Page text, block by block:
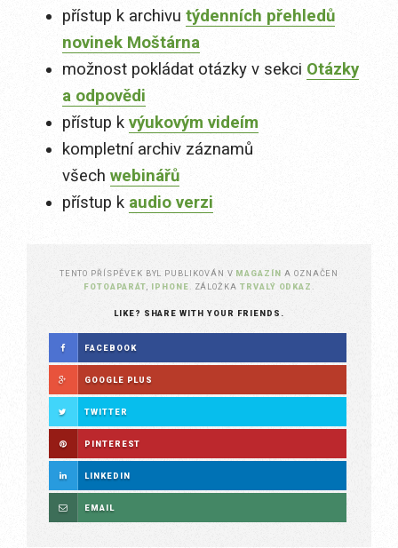
přístup k archivu týdenních přehledů
novinek Moštárna
možnost pokládat otázky v sekci Otázky
a odpovědi
přístup k výukovým videím
kompletní archiv záznamů
všech webinářů
přístup k audio verzi
TENTO PŘÍSPĚVEK BYL PUBLIKOVÁN V MAGAZÍN A OZNAČEN
FOTOAPARÁT
IPHONE . ZÁLOŽKA TRVALÝ ODKAZ
LIKE? SHARE WITH YOUR FRIENDS.
FACEBOOK
GOOGLE PLUS
TWITTER
PINTEREST
LINKEDIN
EMAIL